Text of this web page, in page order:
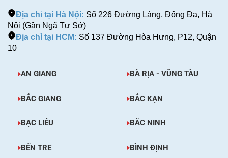
Địa chỉ tại Hà Nội: Số 226 Đường Láng, Đống Đa, Hà
Nội (Gần Ngã Tư Sở)
Địa chỉ tại HCM: Số 137 Đường Hòa Hưng, P12, Quận
10
AN GIANG BÀ RỊA - VŨNG TÀU
BẮC GIANG BẮC KẠN
BẠC LIÊU BẮC NINH
BẾN TRE BÌNH ĐỊNH